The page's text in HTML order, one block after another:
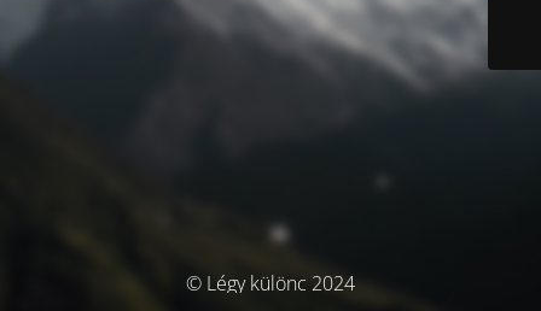
© Légy különc 2024